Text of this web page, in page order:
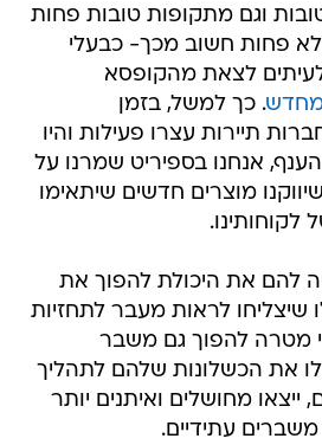
וגם מתקופות טובות פחות
לא פחות חשוב מכך- כבעלי
לצאת מהקופסא
מחדש. כך למשל, בזמן
תיירות עצרו פעילות והיו
אנחנו בספיריט שמרנו על
מוצרים חדשים שיתאימו
להם את היכולת להפוך את
שיצליחו לראות מעבר לתחזיות
מטרה להפוך גם משבר
את הכשלונות שלהם לתהליך
מחושלים ואיתנים יותר
משברים עתידיים.